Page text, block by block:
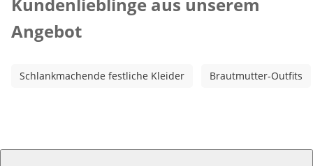
Angebot
Schlankmachende festliche Kleider Brautmutter-Outfits